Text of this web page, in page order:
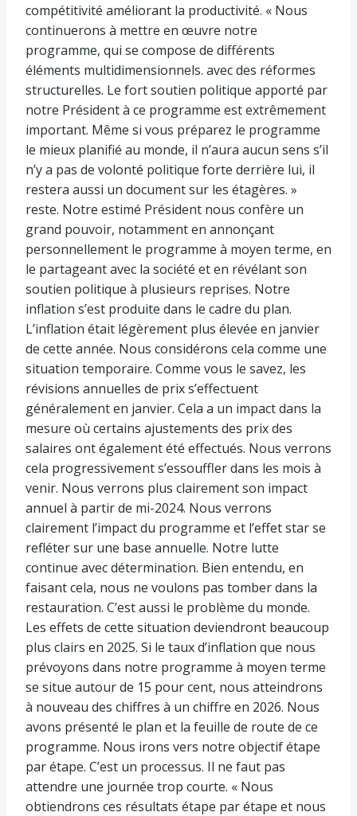
compétitivité améliorant la productivité. « Nous
continuerons à mettre en œuvre notre
programme, qui se compose de différents
éléments multidimensionnels. avec des réformes
structurelles. Le fort soutien politique apporté par
notre Président à ce programme est extrêmement
important. Même si vous préparez le programme
le mieux planifié au monde, il n’aura aucun sens s’il
n’y a pas de volonté politique forte derrière lui, il
restera aussi un document sur les étagères. »
reste. Notre estimé Président nous confère un
grand pouvoir, notamment en annonçant
personnellement le programme à moyen terme, en
le partageant avec la société et en révélant son
soutien politique à plusieurs reprises. Notre
inflation s’est produite dans le cadre du plan.
L’inflation était légèrement plus élevée en janvier
de cette année. Nous considérons cela comme une
situation temporaire. Comme vous le savez, les
révisions annuelles de prix s’effectuent
généralement en janvier. Cela a un impact dans la
mesure où certains ajustements des prix des
salaires ont également été effectués. Nous verrons
cela progressivement s’essouffler dans les mois à
venir. Nous verrons plus clairement son impact
annuel à partir de mi-2024. Nous verrons
clairement l’impact du programme et l’effet star se
refléter sur une base annuelle. Notre lutte
continue avec détermination. Bien entendu, en
faisant cela, nous ne voulons pas tomber dans la
restauration. C’est aussi le problème du monde.
Les effets de cette situation deviendront beaucoup
plus clairs en 2025. Si le taux d’inflation que nous
prévoyons dans notre programme à moyen terme
se situe autour de 15 pour cent, nous atteindrons
à nouveau des chiffres à un chiffre en 2026. Nous
avons présenté le plan et la feuille de route de ce
programme. Nous irons vers notre objectif étape
par étape. C’est un processus. Il ne faut pas
attendre une journée trop courte. « Nous
obtiendrons ces résultats étape par étape et nous